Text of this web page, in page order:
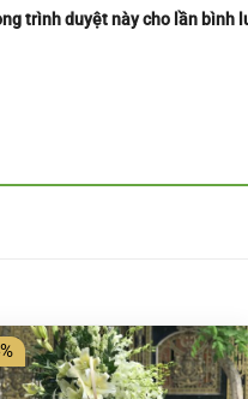
trình duyệt này cho lần bình